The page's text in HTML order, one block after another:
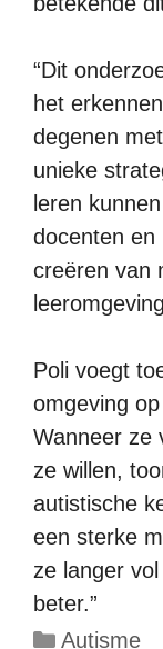
“Dit
het
degenen
unieke
leren
docenten en
creëren van
Poli voegt
omgeving
Wanneer ze
ze willen,
autistische
een sterke
ze langer
beter.”
Autisme